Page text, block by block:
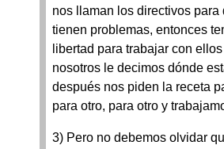
nos llaman los directivos para
tienen problemas, entonces
libertad para trabajar con
nosotros le decimos dónde
después nos piden la receta
para otro, para otro y
3) Pero no debemos olvidar